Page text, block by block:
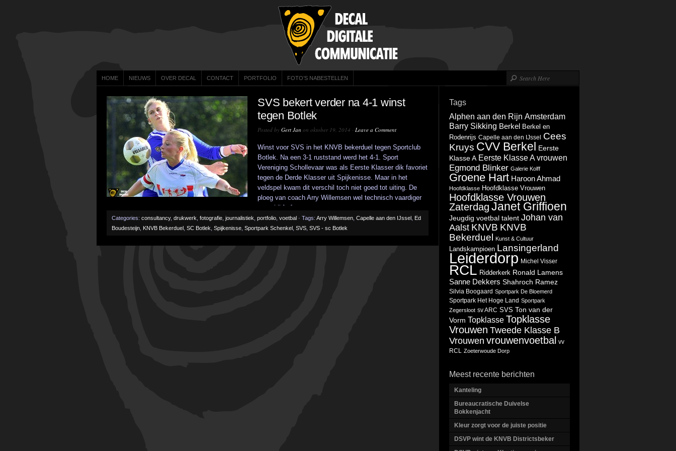
HOME NIEUWS OVER DECAL CONTACT PORTFOLIO FOTO’S NABESTELLEN
SVS bekert verder na 4-1 winst
tegen Botlek
Posted by Gert Jan on oktober 19, 2014 · Leave a Comment
Winst voor SVS in het KNVB bekerduel tegen Sportclub
Botlek. Na een 3-1 ruststand werd het 4-1. Sport
Vereniging Schollevaar was als Eerste Klasser dik favoriet
tegen de Derde Klasser uit Spijkenisse. Maar in het
veldspel kwam dit verschil toch niet goed tot uiting. De
ploeg van coach Arry Willemsen wel technisch vaardiger
maar bij [...]
Categories: consultancy, drukwerk fotografie journalistiek portfolio voetbal · Tags: Arry Willemsen Capelle aan den IJssel Ed
Boudesteijn KNVB Bekerduel SC Botlek Spijkenisse Sportpark Schenkel SVS SVS - sc Botlek
Tags
Alphen aan den Rijn Amsterdam
Barry Sikking Berkel Berkel en
Rodenrijs Capelle aan den IJssel
Cees
Kruys CVV Berkel Eerste
Klasse A Eerste Klasse A vrouwen
Egmond Blinker Galerie Kolff
Groene Hart Haroon Ahmad
Hoofdklasse Hoofdklasse Vrouwen
Hoofdklasse Vrouwen
Zaterdag Janet Griffioen
Jeugdig voetbal talent Johan van
Aalst KNVB KNVB
Bekerduel
Kunst & Cultuur
Landskampioen Lansingerland
Leiderdorp Michel Visser
RCL Ridderkerk Ronald Lamens
Sanne Dekkers Shahroch Ramez
Silvia Boogaard Sportpark De Bloemerd
Sportpark Het Hoge Land Sportpark
Zegersloot sv ARC SVS Ton van der
Vorm Topklasse Topklasse
Vrouwen Tweede Klasse B
Vrouwen vrouwenvoetbal
vv
RCL
Zoeterwoude Dorp
Meest recente berichten
Kanteling
Bureaucratische Duivelse
Bokkenjacht
Kleur zorgt voor de juiste positie
DSVP wint de KNVB Districtsbeker